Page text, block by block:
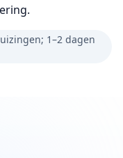
1–2 dagen